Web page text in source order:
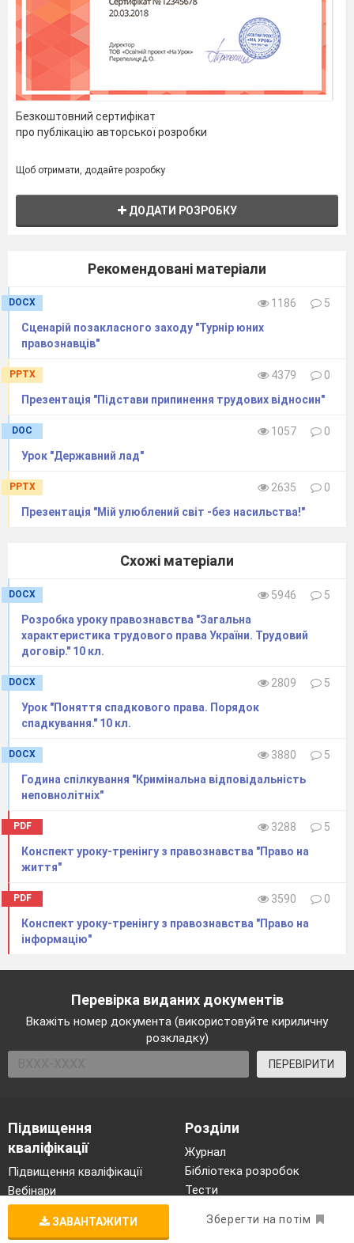
Безкоштовний сертифікат
про публікацію авторської розробки
Щоб отримати, додайте розробку
ДОДАТИ РОЗРОБКУ
Рекомендовані матеріали
DOCX 1186
5
Сценарій позакласного заходу "Турнір юних
правознавців"
PPTX 4379
0
Презентація "Підстави припинення трудових відносин"
DOC 1057
0
Урок "Державний лад"
PPTX 2635
0
Презентація "Мій улюблений світ -без насильства!"
Схожі матеріали
DOCX 5946
5
Розробка уроку правознавства "Загальна
характеристика трудового права України. Трудовий
договір." 10 кл.
DOCX 2809
5
Урок "Поняття спадкового права. Порядок
спадкування." 10 кл.
DOCX 3880
5
Година спілкування "Кримінальна відповідальність
неповнолітніх"
PDF 3288
5
Конспект уроку-тренінгу з правознавства "Право на
життя"
PDF 3590
0
Конспект уроку-тренінгу з правознавства "Право на
інформацію"
ЗАВАНТАЖИТИ Зберегти на потім
Перевірка виданих документів
Вкажіть номер документа (використовуйте кириличну
розкладку)
ПЕРЕВІРИТИ
Підвищення
кваліфікації
Підвищення кваліфікації
Вебінари
Конференції
Курси
Розділи
Журнал
Бібліотека розробок
Тести
Проєкти